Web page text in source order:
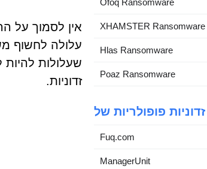
אין לסמוך על
עלולה לחשוף
זדוניות.
Ofoq Ransomware
XHAMSTER Ransomware
Hlas Ransomware
Poaz Ransomware
Fuq.com
ManagerUnit